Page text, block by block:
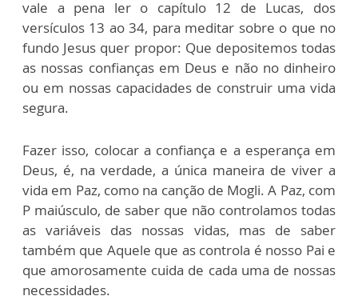
vale a pena ler o capítulo 12 de Lucas, dos
versículos 13 ao 34, para meditar sobre o que no
fundo Jesus quer propor: Que depositemos todas
as nossas confianças em Deus e não no dinheiro
ou em nossas capacidades de construir uma vida
segura.
Fazer isso, colocar a confiança e a esperança em
Deus, é, na verdade, a única maneira de viver a
vida em Paz, como na canção de Mogli. A Paz, com
P maiúsculo, de saber que não controlamos todas
as variáveis das nossas vidas, mas de saber
também que Aquele que as controla é nosso Pai e
que amorosamente cuida de cada uma de nossas
necessidades.